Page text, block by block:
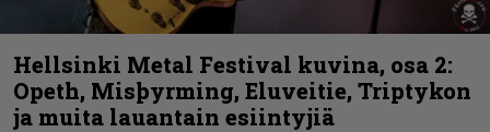
Hellsinki Metal Festival kuvina, osa 2:
Opeth, Misþyrming, Eluveitie, Triptykon
ja muita lauantain esiintyjiä